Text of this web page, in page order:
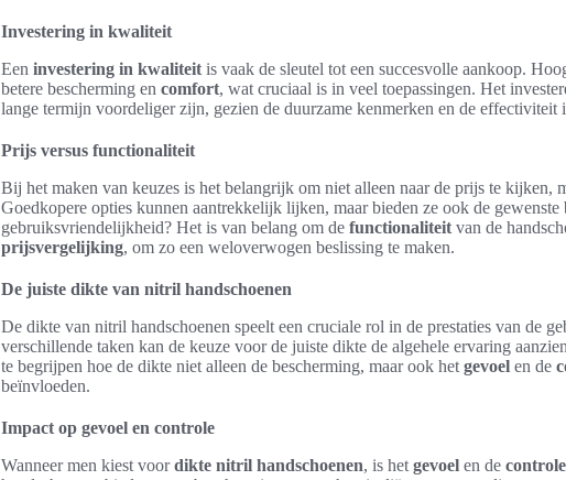
Investering in kwaliteit
Een investering in kwaliteit is vaak de sleutel tot een succesvolle aankoop.
betere bescherming en comfort, wat cruciaal is in veel toepassingen. Het
lange termijn voordeliger zijn, gezien de duurzame kenmerken en de effectiviteit
Prijs versus functionaliteit
Bij het maken van keuzes is het belangrijk om niet alleen naar de prijs te kijken,
Goedkopere opties kunnen aantrekkelijk lijken, maar bieden ze ook de gewenste
gebruiksvriendelijkheid? Het is van belang om de functionaliteit van de
prijsvergelijking, om zo een weloverwogen beslissing te maken.
De juiste dikte van nitril handschoenen
De dikte van nitril handschoenen speelt een cruciale rol in de prestaties van de
verschillende taken kan de keuze voor de juiste dikte de algehele ervaring
te begrijpen hoe de dikte niet alleen de bescherming, maar ook het gevoel en de
beïnvloeden.
Impact op gevoel en controle
Wanneer men kiest voordikte nitril handschoenen, is het gevoel en de controle